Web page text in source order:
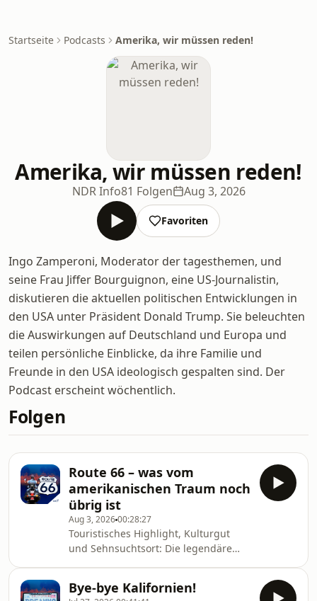
Startseite Podcasts Amerika, wir müssen reden!
Amerika, wir müssen reden!
NDR Info81 Folgen Aug 3, 2026
Favoriten
Ingo Zamperoni, Moderator der tagesthemen, und
seine Frau Jiffer Bourguignon, eine US-Journalistin,
diskutieren die aktuellen politischen Entwicklungen in
den USA unter Präsident Donald Trump. Sie beleuchten
die Auswirkungen auf Deutschland und Europa und
teilen persönliche Einblicke, da ihre Familie und
Freunde in den USA ideologisch gespalten sind. Der
Podcast erscheint wöchentlich.
Folgen
Route 66 – was vom
amerikanischen Traum noch
übrig ist
Aug 3, 202600:28:27
Touristisches Highlight, Kulturgut
und Sehnsuchtsort: Die legendäre
Los Angeles führt durch acht
Bye-bye Kalifornien!